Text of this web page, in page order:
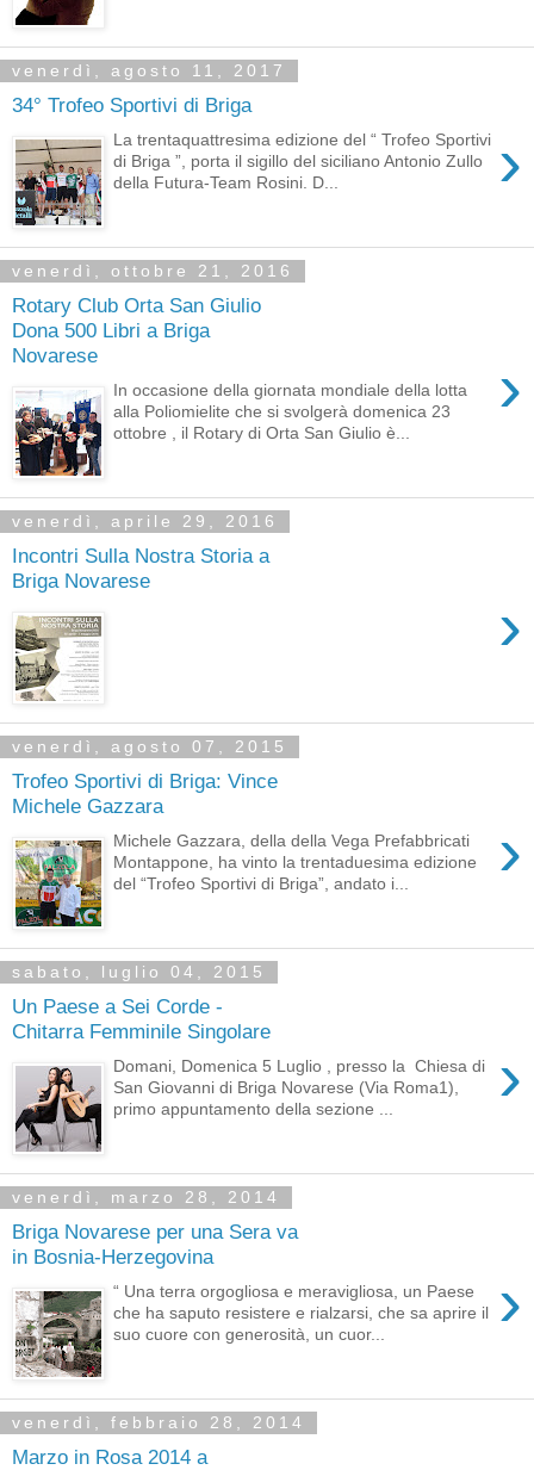
venerdì, agosto 11, 2017
34° Trofeo Sportivi di Briga
›
La trentaquattresima edizione del “ Trofeo Sportivi
di Briga ”, porta il sigillo del siciliano Antonio Zullo
della Futura-Team Rosini. D...
venerdì, ottobre 21, 2016
Rotary Club Orta San Giulio
Dona 500 Libri a Briga
Novarese
›
In occasione della giornata mondiale della lotta
alla Poliomielite che si svolgerà domenica 23
ottobre , il Rotary di Orta San Giulio è...
venerdì, aprile 29, 2016
Incontri Sulla Nostra Storia a
Briga Novarese
›
venerdì, agosto 07, 2015
Trofeo Sportivi di Briga: Vince
Michele Gazzara
›
Michele Gazzara, della della Vega Prefabbricati
Montappone, ha vinto la trentaduesima edizione
del “Trofeo Sportivi di Briga”, andato i...
sabato, luglio 04, 2015
Un Paese a Sei Corde -
Chitarra Femminile Singolare
›
Domani, Domenica 5 Luglio , presso la Chiesa di
San Giovanni di Briga Novarese (Via Roma1),
primo appuntamento della sezione ...
venerdì, marzo 28, 2014
Briga Novarese per una Sera va
in Bosnia-Herzegovina
›
“ Una terra orgogliosa e meravigliosa, un Paese
che ha saputo resistere e rialzarsi, che sa aprire il
suo cuore con generosità, un cuor...
venerdì, febbraio 28, 2014
Marzo in Rosa 2014 a